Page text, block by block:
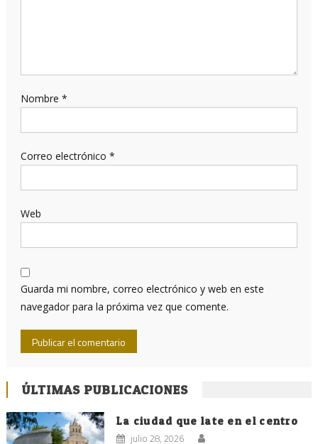
Nombre *
Correo electrónico *
Web
Guarda mi nombre, correo electrónico y web en este
navegador para la próxima vez que comente.
ÚLTIMAS PUBLICACIONES
La ciudad que late en el centro
julio 28, 2026